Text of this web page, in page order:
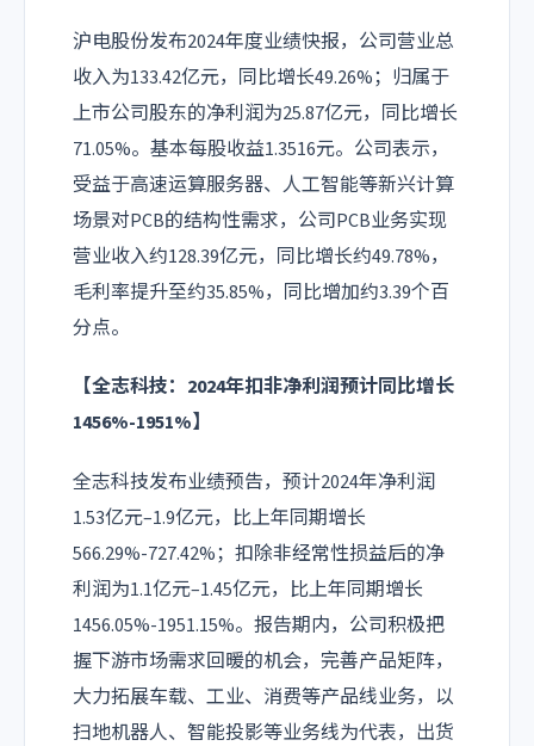
沪电股份发布2024年度业绩快报，公司营业总
收入为133.42亿元，同比增长49.26%；归属于
上市公司股东的净利润为25.87亿元，同比增长
71.05%。基本每股收益1.3516元。公司表示，
受益于高速运算服务器、人工智能等新兴计算
场景对PCB的结构性需求，公司PCB业务实现
营业收入约128.39亿元，同比增长约49.78%，
毛利率提升至约35.85%，同比增加约3.39个百
分点。
【全志科技：2024年扣非净利润预计同比增长
1456%-1951%】
全志科技发布业绩预告，预计2024年净利润
1.53亿元–1.9亿元，比上年同期增长
566.29%-727.42%；扣除非经常性损益后的净
利润为1.1亿元–1.45亿元，比上年同期增长
1456.05%-1951.15%。报告期内，公司积极把
握下游市场需求回暖的机会，完善产品矩阵，
大力拓展车载、工业、消费等产品线业务，以
扫地机器人、智能投影等业务线为代表，出货